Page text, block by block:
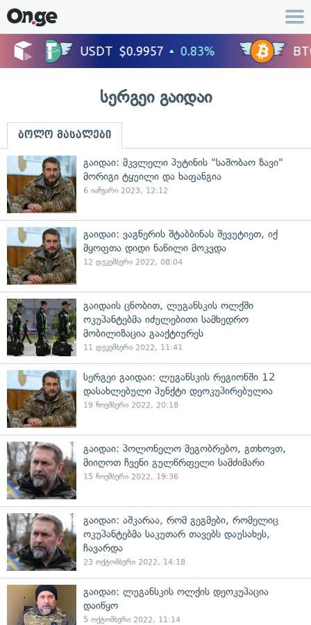
სერგეი გაიდაი
ბოლო მასალები
გაიდაი: მკვლელი პუტინის "საშობაო ზავი"
მორიგი ტყუილი და ხაფანგია
6 იანვარი 2023, 12:12
გაიდაი: ვაგნერის შტაბბინას შევუტიეთ, იქ
მყოფთა დიდი ნაწილი მოკვდა
12 დეკემბერი 2022, 08:04
გაიდაის ცნობით, ლუგანსკის ოლქში
ოკუპანტებმა იძულებითი სამხედრო
მობილიზაცია გააქტიურეს
11 დეკემბერი 2022, 11:41
სერგეი გაიდაი: ლუგანსკის რეგიონში 12
დასახლებული პუნქტი დეოკუპირებულია
19 ნოემბერი 2022, 20:18
გაიდაი: პოლონელო მეგობრებო, გთხოვთ,
მიიღოთ ჩვენი გულწრფელი სამძიმარი
15 ნოემბერი 2022, 19:36
გაიდაი: აშკარაა, რომ გეგმები, რომელიც
ოკუპანტებმა საკუთარ თავებს დაუსახეს,
ჩავარდა
23 ოქტომბერი 2022, 14:18
გაიდაი: ლუგანსკის ოლქის დეოკუპაცია
დაიწყო
5 ოქტომბერი 2022, 11:14